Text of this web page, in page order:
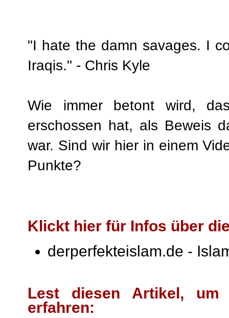
"I hate the damn savages. I
Iraqis." - Chris Kyle
Wie immer betont wird,
erschossen hat, als Beweis
war. Sind wir hier in einem
Punkte?
Klickt hier für Infos über
derperfekteislam.de -
Lest diesen Artikel,
erfahren: